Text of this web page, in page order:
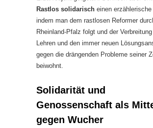
Rastlos solidarisch einen erzählerische
indem man dem rastlosen Reformer
Rheinland-Pfalz folgt und der
Lehren und den immer neuen
gegen die drängenden Probleme seiner
beiwohnt.
Solidarität und
Genossenschaft als
gegen Wucher